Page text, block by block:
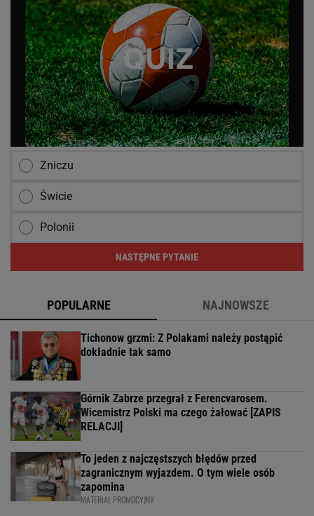
Zniczu
Świcie
Polonii
NASTĘPNE PYTANIE
POPULARNE NAJNOWSZE
Tichonow grzmi: Z Polakami należy postąpić
dokładnie tak samo
Górnik Zabrze przegrał z Ferencvarosem.
Wicemistrz Polski ma czego żałować [ZAPIS
RELACJI]
To jeden z najczęstszych błędów przed
zagranicznym wyjazdem. O tym wiele osób
zapomina
MATERIAŁ PROMOCYJNY